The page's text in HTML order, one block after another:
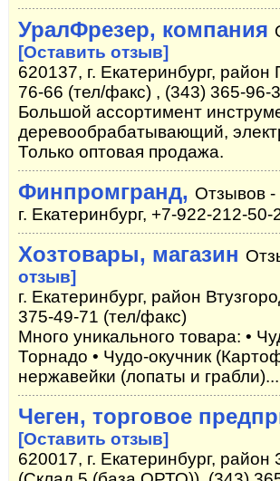
УралФрезер, компания
[Оставить отзыв]
620137, г. Екатеринбург,
76-66 (тел/факс) , (343) 365-96-
Большой ассортимент
деревообрабатывающий,
Только оптовая продажа.
Финпромгранд, Отзывов -
г. Екатеринбург, +7-922-212-
Хозтовары, магазин
отзыв]
г. Екатеринбург, район
375-49-71 (тел/факс)
Много уникального товара: •
Торнадо • Чудо-окучник
нержавейки (лопаты и грабли)...
Чеген, торговое
[Оставить отзыв]
620017, г. Екатеринбург,